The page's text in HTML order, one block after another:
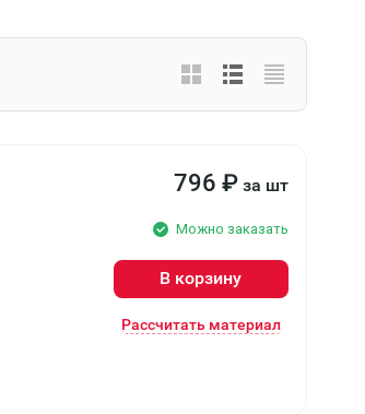
796 ₽ за шт
Можно заказать
В корзину
Рассчитать материал